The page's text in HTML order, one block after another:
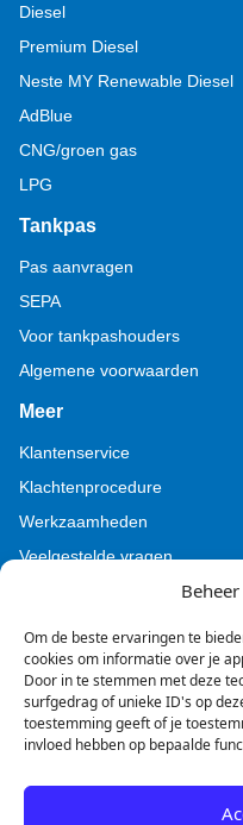
Om de beste ervaringen te
cookies om informatie over je
Door in te stemmen met deze
surfgedrag of unieke ID's op
toestemming geeft of je
invloed hebben op bepaalde
Diesel
Premium Diesel
Neste MY Renewable Diesel
AdBlue
CNG/groen gas
LPG
Tankpas
Pas aanvragen
SEPA
Voor tankpashouders
Algemene voorwaarden
Meer
Klantenservice
Klachtenprocedure
Werkzaamheden
Veelgestelde vragen